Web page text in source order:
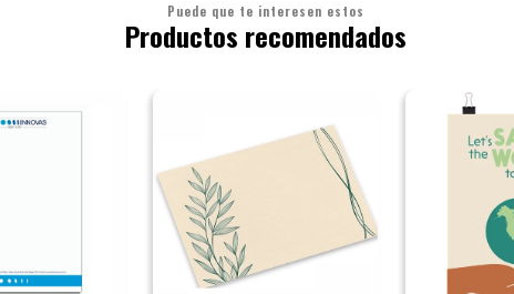
Puede que te interesen estos
Productos recomendados